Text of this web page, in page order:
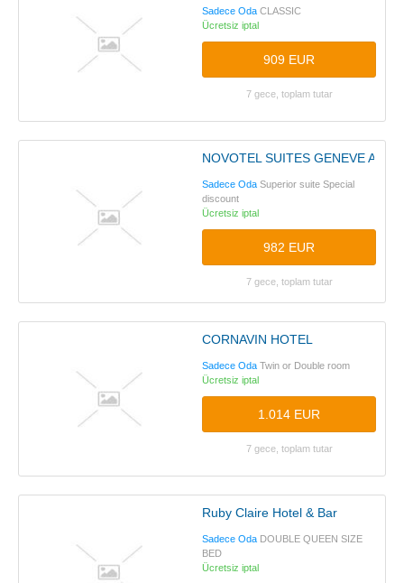
Sadece Oda CLASSIC
Ücretsiz iptal
909 EUR
7 gece, toplam tutar
NOVOTEL SUITES GENEVE
Sadece Oda Superior suite Special
discount
Ücretsiz iptal
982 EUR
7 gece, toplam tutar
CORNAVIN HOTEL
Sadece Oda Twin or Double room
Ücretsiz iptal
1.014 EUR
7 gece, toplam tutar
Ruby Claire Hotel & Bar
Sadece Oda DOUBLE QUEEN SIZE
BED
Ücretsiz iptal